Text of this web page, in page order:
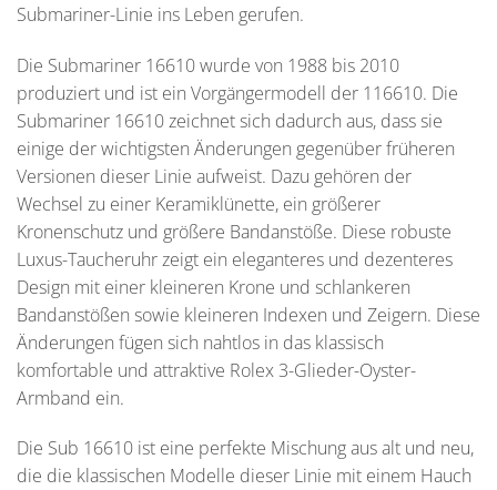
Submariner-Linie ins Leben gerufen.
Die Submariner 16610 wurde von 1988 bis 2010
produziert und ist ein Vorgängermodell der 116610. Die
Submariner 16610 zeichnet sich dadurch aus, dass sie
einige der wichtigsten Änderungen gegenüber früheren
Versionen dieser Linie aufweist. Dazu gehören der
Wechsel zu einer Keramiklünette, ein größerer
Kronenschutz und größere Bandanstöße. Diese robuste
Luxus-Taucheruhr zeigt ein eleganteres und dezenteres
Design mit einer kleineren Krone und schlankeren
Bandanstößen sowie kleineren Indexen und Zeigern. Diese
Änderungen fügen sich nahtlos in das klassisch
komfortable und attraktive Rolex 3-Glieder-Oyster-
Armband ein.
Die Sub 16610 ist eine perfekte Mischung aus alt und neu,
die die klassischen Modelle dieser Linie mit einem Hauch